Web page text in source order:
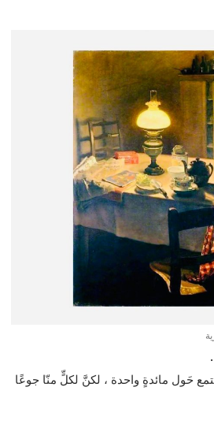
حَول مائدةٍ واحدة ، لكنَّ لكلٍّ منّا جوعًا